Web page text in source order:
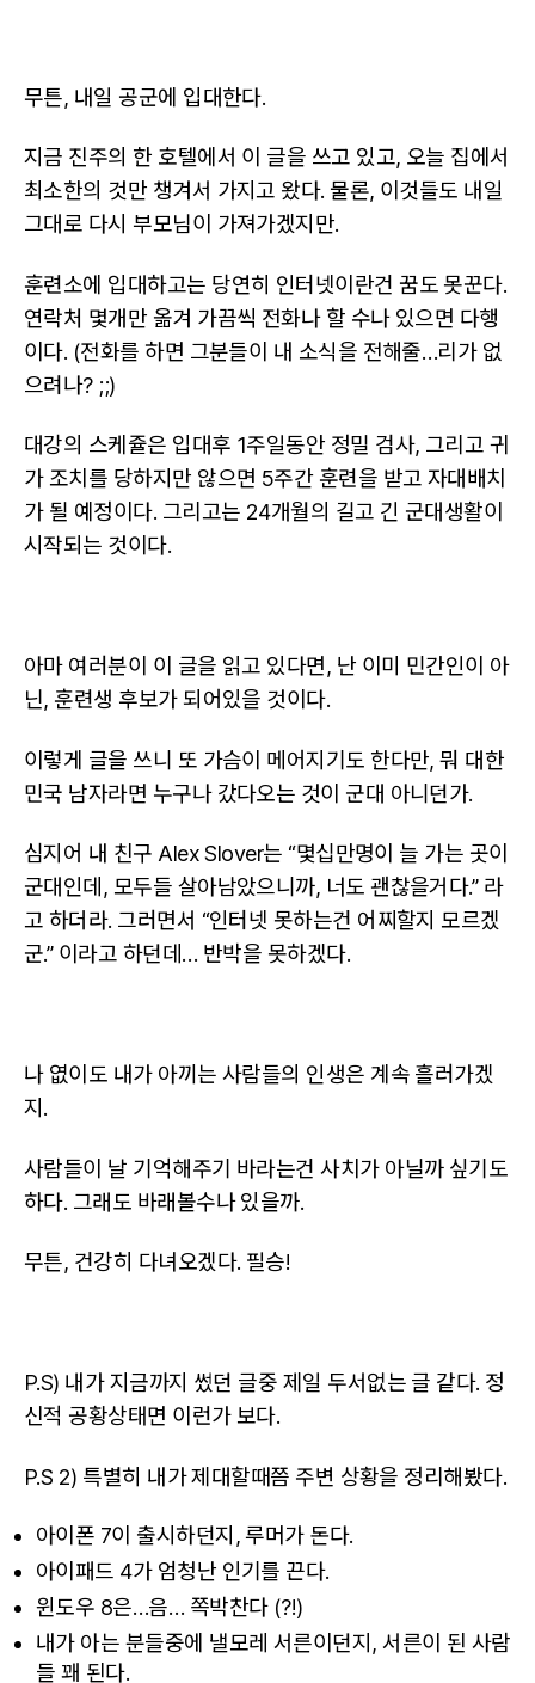
무튼, 내일 공군에 입대한다.
지금 진주의 한 호텔에서 이 글을 쓰고 있고, 오늘 집에서
최소한의 것만 챙겨서 가지고 왔다. 물론, 이것들도 내일
그대로 다시 부모님이 가져가겠지만.
훈련소에 입대하고는 당연히 인터넷이란건 꿈도 못꾼다.
연락처 몇개만 옮겨 가끔씩 전화나 할 수나 있으면 다행
이다. (전화를 하면 그분들이 내 소식을 전해줄…리가 없
으려나? ;;)
대강의 스케쥴은 입대후 1주일동안 정밀 검사, 그리고 귀
가 조치를 당하지만 않으면 5주간 훈련을 받고 자대배치
가 될 예정이다. 그리고는 24개월의 길고 긴 군대생활이
시작되는 것이다.
아마 여러분이 이 글을 읽고 있다면, 난 이미 민간인이 아
닌, 훈련생 후보가 되어있을 것이다.
이렇게 글을 쓰니 또 가슴이 메어지기도 한다만, 뭐 대한
민국 남자라면 누구나 갔다오는 것이 군대 아니던가.
심지어 내 친구 Alex Slover는 “몇십만명이 늘 가는 곳이
군대인데, 모두들 살아남았으니까, 너도 괜찮을거다.” 라
고 하더라. 그러면서 “인터넷 못하는건 어찌할지 모르겠
군.” 이라고 하던데… 반박을 못하겠다.
나 엾이도 내가 아끼는 사람들의 인생은 계속 흘러가겠
지.
사람들이 날 기억해주기 바라는건 사치가 아닐까 싶기도
하다. 그래도 바래볼수나 있을까.
무튼, 건강히 다녀오겠다. 필승!
P.S) 내가 지금까지 썼던 글중 제일 두서없는 글 같다. 정
신적 공황상태면 이런가 보다.
P.S 2) 특별히 내가 제대할때쯤 주변 상황을 정리해봤다.
아이폰 7이 출시하던지, 루머가 돈다.
아이패드 4가 엄청난 인기를 끈다.
윈도우 8은…음… 쪽박찬다 (?!)
내가 아는 분들중에 낼모레 서른이던지, 서른이 된 사람
들 꽤 된다.